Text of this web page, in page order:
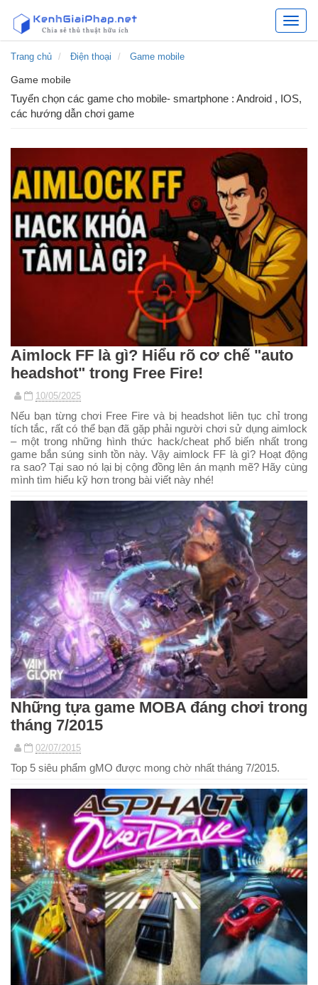
Kênh
pháp
Trang chủ Điện thoại Game mobile
Game mobile
Tuyển chọn các game cho mobile- smartphone : Android , IOS,
các hướng dẫn chơi game
Aimlock FF là gì? Hiểu rõ cơ chế "auto
headshot" trong Free Fire!
10/05/2025
Nếu bạn từng chơi Free Fire và bị headshot liên tục chỉ trong
tích tắc, rất có thể bạn đã gặp phải người chơi sử dụng aimlock
– một trong những hình thức hack/cheat phổ biến nhất trong
game bắn súng sinh tồn này. Vậy aimlock FF là gì? Hoạt động
ra sao? Tại sao nó lại bị cộng đồng lên án mạnh mẽ? Hãy cùng
mình tìm hiểu kỹ hơn trong bài viết này nhé!
Những tựa game MOBA đáng chơi trong
tháng 7/2015
02/07/2015
Top 5 siêu phẩm gMO được mong chờ nhất tháng 7/2015.